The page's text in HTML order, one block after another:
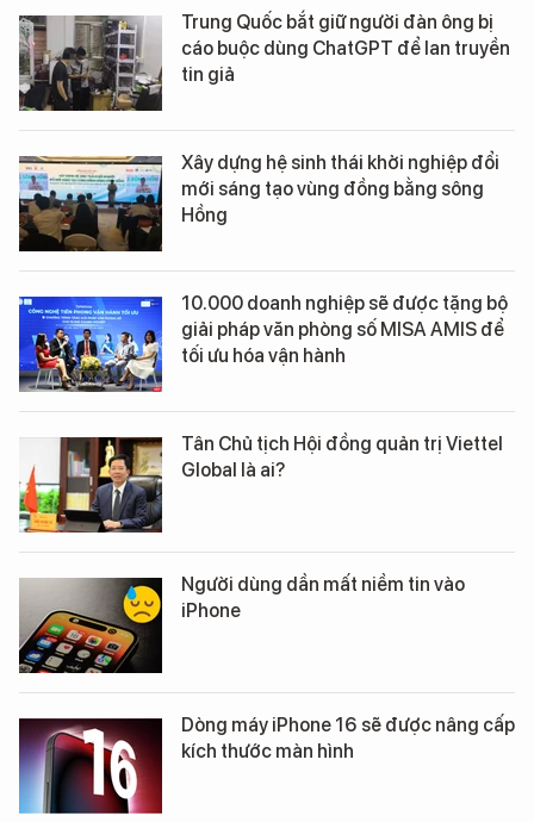
Trung Quốc bắt giữ người đàn ông bị
cáo buộc dùng ChatGPT để lan truyền
tin giả
Xây dựng hệ sinh thái khởi nghiệp đổi
mới sáng tạo vùng đồng bằng sông
Hồng
10.000 doanh nghiệp sẽ được tặng bộ
giải pháp văn phòng số MISA AMIS để
tối ưu hóa vận hành
Tân Chủ tịch Hội đồng quản trị Viettel
Global là ai?
Người dùng dần mất niềm tin vào
iPhone
Dòng máy iPhone 16 sẽ được nâng cấp
kích thước màn hình